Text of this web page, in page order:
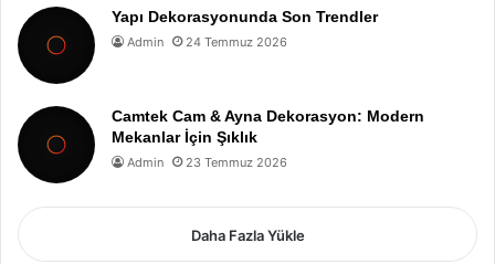
Yapı Dekorasyonunda Son Trendler
Admin 24 Temmuz 2026
Camtek Cam & Ayna Dekorasyon: Modern
Mekanlar İçin Şıklık
Admin 23 Temmuz 2026
Daha Fazla Yükle